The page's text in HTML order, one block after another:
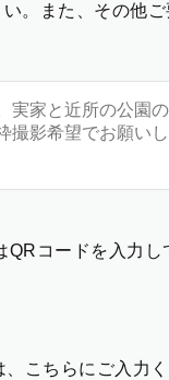
。また、その他
コードを入力し
こちらにご入力く